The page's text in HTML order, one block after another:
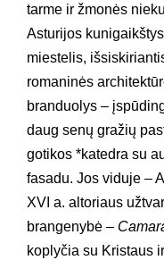
tarme ir žmonės
Asturijos
miestelis,
romaninės
branduolys –
daug senų gražių
gotikos *katedra su
fasadu. Jos viduje –
XVI a. altoriaus
brangenybė –
koplyčia su Kristaus